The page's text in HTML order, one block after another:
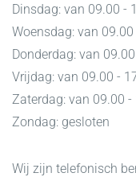
Dinsdag: van 09.00 -
Woensdag: van
Donderdag: van
Vrijdag: van 09.00 -
Zaterdag: van 09.00 -
Zondag: gesloten
Wij zijn telefonisch